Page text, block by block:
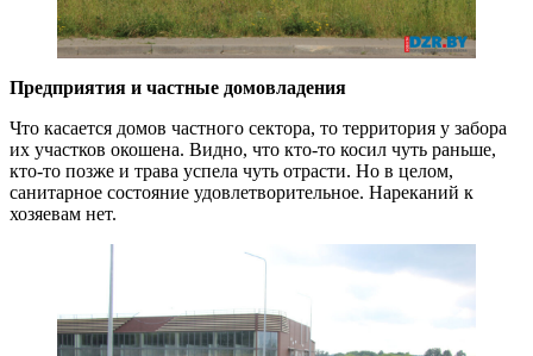
Предприятия и частные домовладения
Что касается домов частного сектора, то территория у забора
их участков окошена. Видно, что кто-то косил чуть раньше,
кто-то позже и трава успела чуть отрасти. Но в целом,
санитарное состояние удовлетворительное. Нареканий к
хозяевам нет.